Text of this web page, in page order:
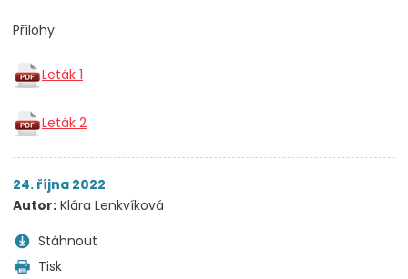
Přílohy:
Leták 1
Leták 2
24. října 2022
Autor: Klára Lenkvíková
Stáhnout
Tisk